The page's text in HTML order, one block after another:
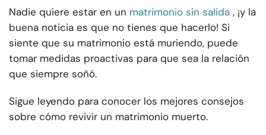
Nadie quiere estar en un matrimonio sin salida , ¡y la
buena noticia es que no tienes que hacerlo! Si
siente que su matrimonio está muriendo, puede
tomar medidas proactivas para que sea la relación
que siempre soñó.
Sigue leyendo para conocer los mejores consejos
sobre cómo revivir un matrimonio muerto.